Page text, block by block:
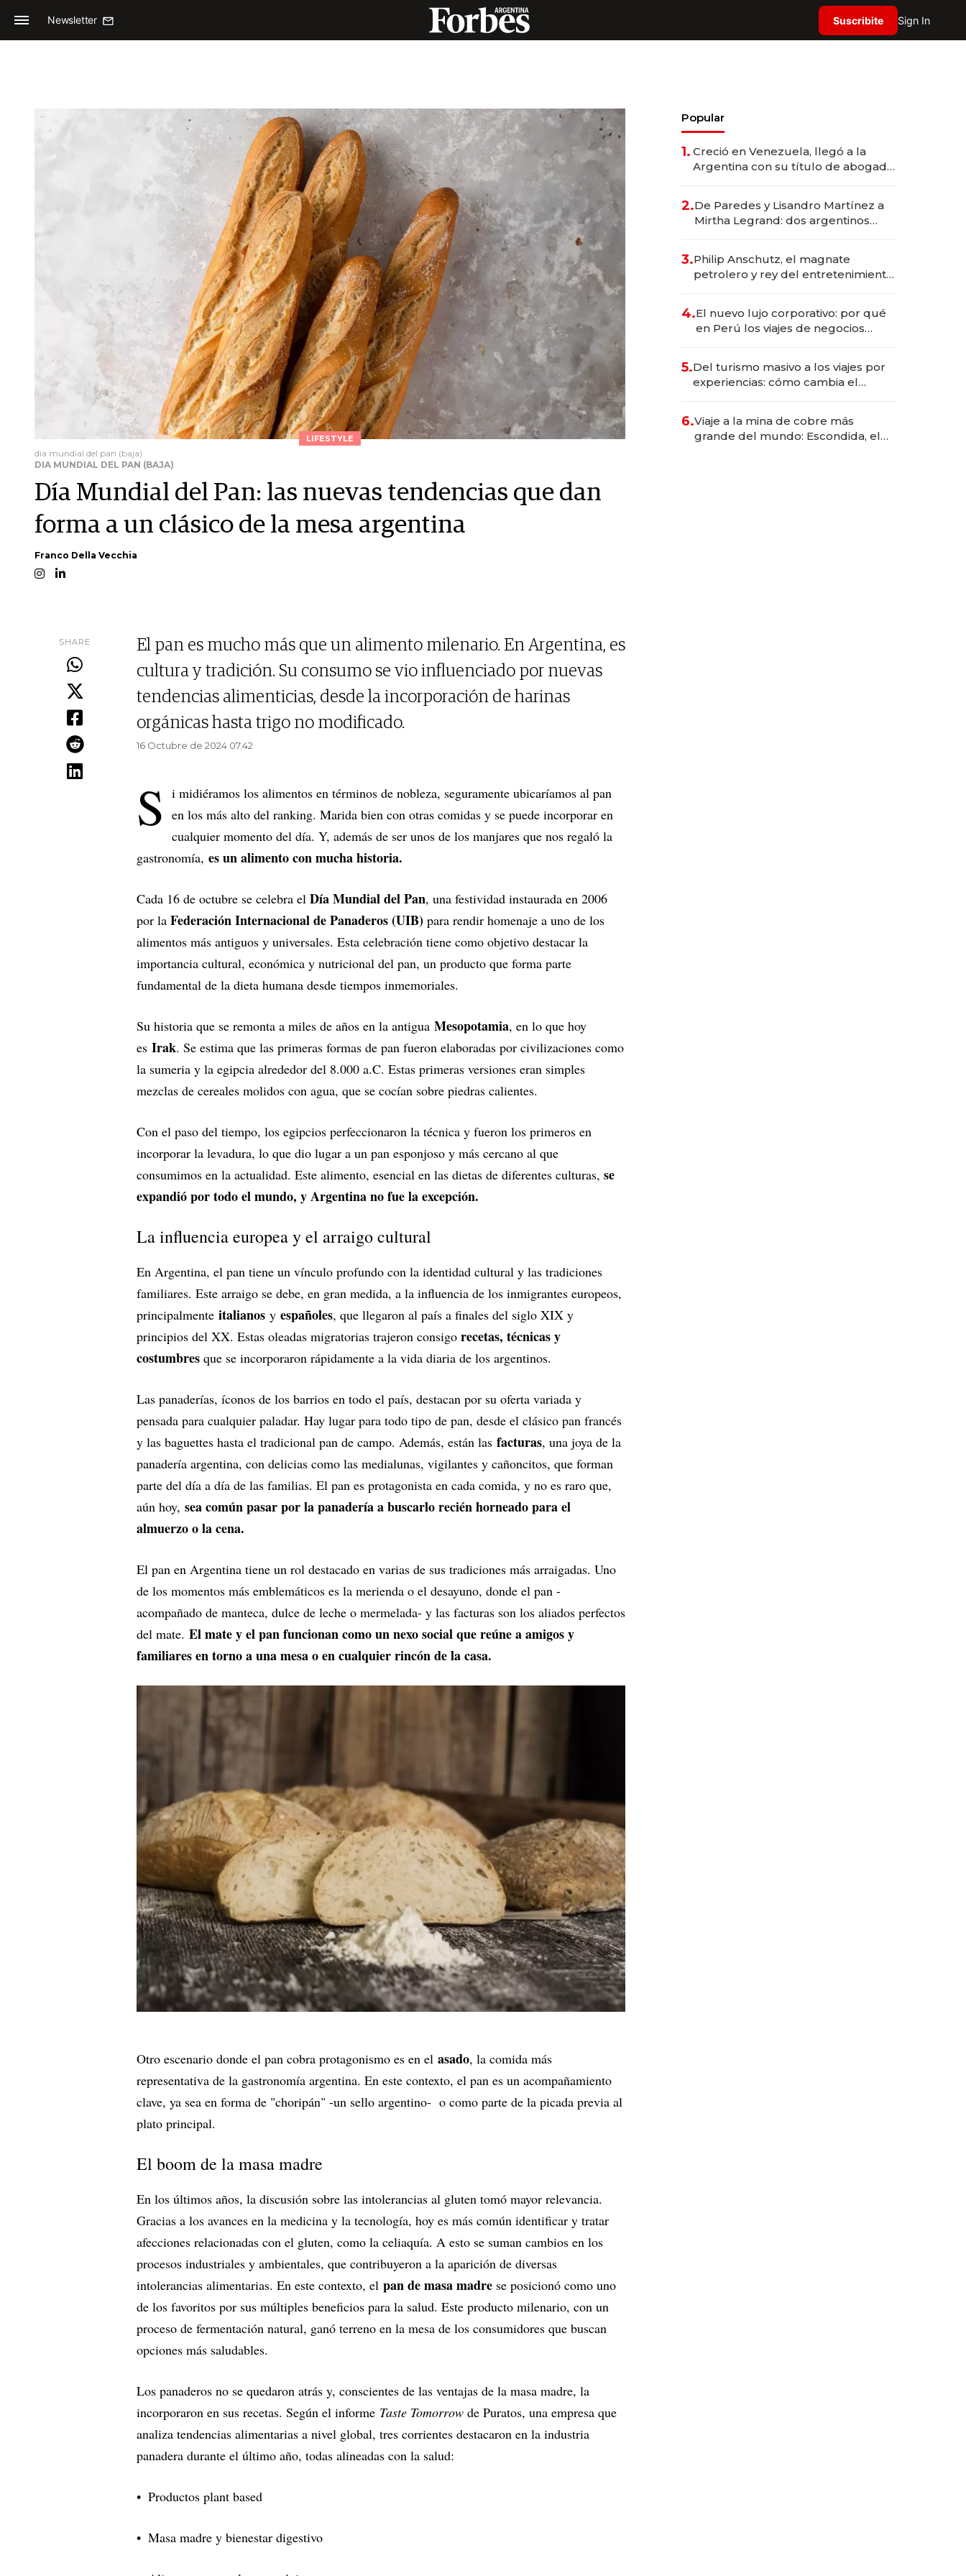
Newsletter Suscribite Sign In
LIFESTYLE
dia mundial del pan (baja)
DIA MUNDIAL DEL PAN (BAJA)
Día Mundial del Pan: las nuevas tendencias que dan
forma a un clásico de la mesa argentina
Franco Della Vecchia
SHARE
El pan es mucho más que un alimento milenario. En Argentina, es
cultura y tradición. Su consumo se vio influenciado por nuevas
tendencias alimenticias, desde la incorporación de harinas
orgánicas hasta trigo no modificado.
16 Octubre de 2024 07.42
S i midiéramos los alimentos en términos de nobleza, seguramente ubicaríamos al pan
en los más alto del ranking. Marida bien con otras comidas y se puede incorporar en
cualquier momento del día. Y, además de ser unos de los manjares que nos regaló la
gastronomía, es un alimento con mucha historia.
Cada 16 de octubre se celebra el Día Mundial del Pan, una festividad instaurada en 2006
por la Federación Internacional de Panaderos (UIB) para rendir homenaje a uno de los
alimentos más antiguos y universales. Esta celebración tiene como objetivo destacar la
importancia cultural, económica y nutricional del pan, un producto que forma parte
fundamental de la dieta humana desde tiempos inmemoriales.
Su historia que se remonta a miles de años en la antigua Mesopotamia, en lo que hoy
es Irak. Se estima que las primeras formas de pan fueron elaboradas por civilizaciones como
la sumeria y la egipcia alrededor del 8.000 a.C. Estas primeras versiones eran simples
mezclas de cereales molidos con agua, que se cocían sobre piedras calientes.
Con el paso del tiempo, los egipcios perfeccionaron la técnica y fueron los primeros en
incorporar la levadura, lo que dio lugar a un pan esponjoso y más cercano al que
consumimos en la actualidad. Este alimento, esencial en las dietas de diferentes culturas, se
expandió por todo el mundo, y Argentina no fue la excepción.
La influencia europea y el arraigo cultural
En Argentina, el pan tiene un vínculo profundo con la identidad cultural y las tradiciones
familiares. Este arraigo se debe, en gran medida, a la influencia de los inmigrantes europeos,
principalmente italianos y españoles, que llegaron al país a finales del siglo XIX y
principios del XX. Estas oleadas migratorias trajeron consigo recetas, técnicas y
costumbres que se incorporaron rápidamente a la vida diaria de los argentinos.
Las panaderías, íconos de los barrios en todo el país, destacan por su oferta variada y
pensada para cualquier paladar. Hay lugar para todo tipo de pan, desde el clásico pan francés
y las baguettes hasta el tradicional pan de campo. Además, están las facturas, una joya de la
panadería argentina, con delicias como las medialunas, vigilantes y cañoncitos, que forman
parte del día a día de las familias. El pan es protagonista en cada comida, y no es raro que,
aún hoy, sea común pasar por la panadería a buscarlo recién horneado para el
almuerzo o la cena.
El pan en Argentina tiene un rol destacado en varias de sus tradiciones más arraigadas. Uno
de los momentos más emblemáticos es la merienda o el desayuno, donde el pan -
acompañado de manteca, dulce de leche o mermelada- y las facturas son los aliados perfectos
del mate. El mate y el pan funcionan como un nexo social que reúne a amigos y
familiares en torno a una mesa o en cualquier rincón de la casa.
Otro escenario donde el pan cobra protagonismo es en el asado, la comida más
representativa de la gastronomía argentina. En este contexto, el pan es un acompañamiento
clave, ya sea en forma de "choripán" -un sello argentino- o como parte de la picada previa al
plato principal.
El boom de la masa madre
En los últimos años, la discusión sobre las intolerancias al gluten tomó mayor relevancia.
Gracias a los avances en la medicina y la tecnología, hoy es más común identificar y tratar
afecciones relacionadas con el gluten, como la celiaquía. A esto se suman cambios en los
procesos industriales y ambientales, que contribuyeron a la aparición de diversas
intolerancias alimentarias. En este contexto, el pan de masa madre se posicionó como uno
de los favoritos por sus múltiples beneficios para la salud. Este producto milenario, con un
proceso de fermentación natural, ganó terreno en la mesa de los consumidores que buscan
opciones más saludables.
Los panaderos no se quedaron atrás y, conscientes de las ventajas de la masa madre, la
incorporaron en sus recetas. Según el informe Taste Tomorrow de Puratos, una empresa que
analiza tendencias alimentarias a nivel global, tres corrientes destacaron en la industria
panadera durante el último año, todas alineadas con la salud:
Productos plant based
Masa madre y bienestar digestivo
Popular
1. Creció en Venezuela, llegó a la
Argentina con su título de abogado
marcas "fast premium"
2.De Paredes y Lisandro Martínez a
Mirtha Legrand: dos argentinos
3.Philip Anschutz, el magnate
petrolero y rey del entretenimiento
4.El nuevo lujo corporativo: por qué
en Perú los viajes de negocios
transformadoras
5.Del turismo masivo a los viajes por
experiencias: cómo cambia el
6.Viaje a la mina de cobre más
grande del mundo: Escondida, el